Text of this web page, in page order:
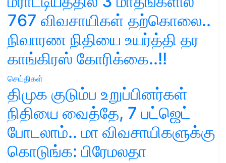
767 விவசாயிகள் தற்கொலை..
நிவாரண நிதியை உயர்த்தி தர
காங்கிரஸ் கோரிக்கை..!!
செய்திகள்
திமுக குடும்ப உறுப்பினர்கள்
நிதியை வைத்தே, 7 பட்ஜெட்
போடலாம்.. மா விவசாயிகளுக்கு
கொடுங்க: பிரேமலதா